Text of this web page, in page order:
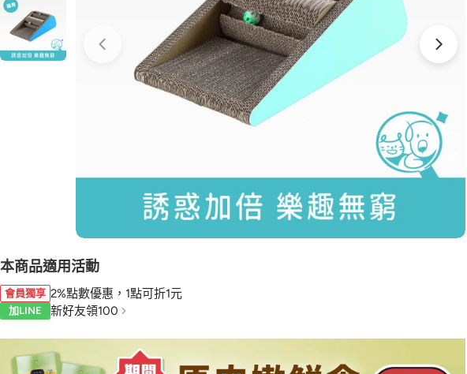
本商品適用活動
會員獨享 2%點數優惠，1點可折1元
加LINE 新好友領100